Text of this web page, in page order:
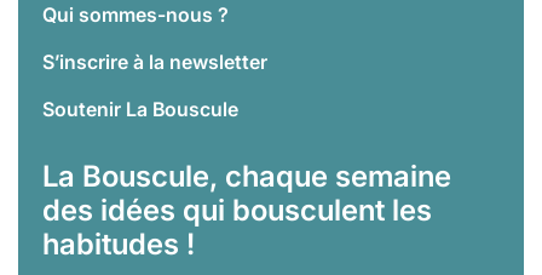
Qui sommes-nous ?
S’inscrire à la newsletter
Soutenir La Bouscule
La Bouscule, chaque semaine
des idées qui bousculent les
habitudes !